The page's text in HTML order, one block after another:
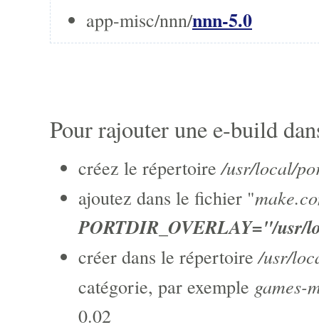
app-misc/nnn/nnn-5.0
Pour rajouter une e-build
créez le répertoire/usr/local/
ajoutez dans le fichier "
PORTDIR_OVERLAY="/usr/
créer dans le répertoire/usr/
catégorie, par exemple games-
0.02